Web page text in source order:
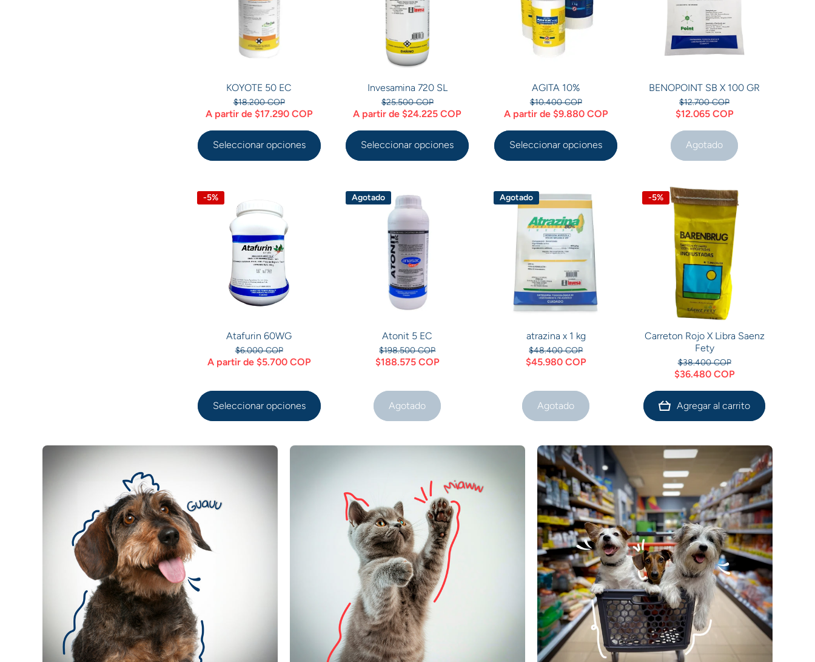
KOYOTE 50 EC
$18.200 COP
A partir de $17.290 COP
Seleccionar opciones
Invesamina 720 SL
$25.500 COP
A partir de $24.225 COP
Seleccionar opciones
AGITA 10%
$10.400 COP
A partir de $9.880 COP
Seleccionar opciones
BENOPOINT SB X 100 GR
$12.700 COP
$12.065 COP
Agotado
-5%
Atafurin 60WG
$6.000 COP
A partir de $5.700 COP
Seleccionar opciones
Agotado
Atonit 5 EC
$198.500 COP
$188.575 COP
Agotado
Agotado
atrazina x 1 kg
$48.400 COP
$45.980 COP
Agotado
-5%
Carreton Rojo X Libra Saenz
Fety
$38.400 COP
$36.480 COP
Agregar al carrito